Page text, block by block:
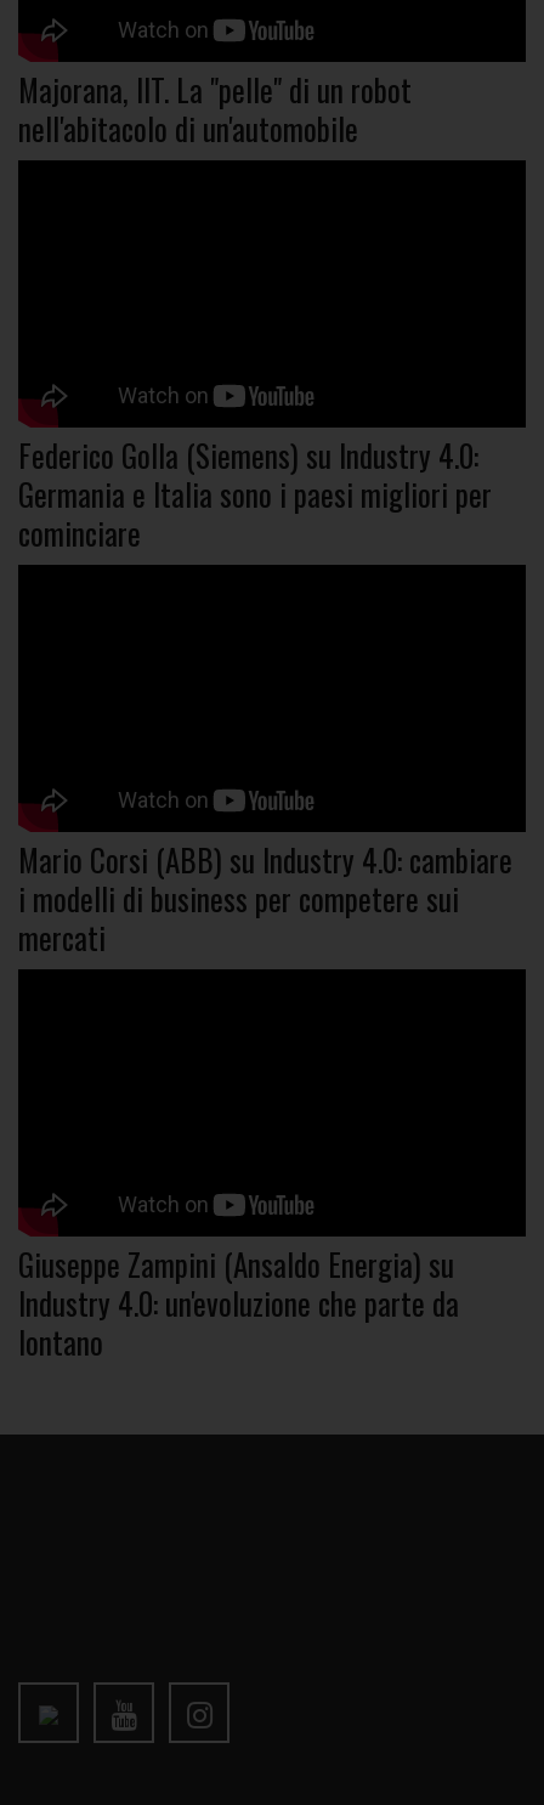
Majorana, IIT. La "pelle" di un robot
nell'abitacolo di un'automobile
Federico Golla (Siemens) su Industry 4.0:
Germania e Italia sono i paesi migliori per
cominciare
Mario Corsi (ABB) su Industry 4.0: cambiare
i modelli di business per competere sui
mercati
Giuseppe Zampini (Ansaldo Energia) su
Industry 4.0: un'evoluzione che parte da
lontano